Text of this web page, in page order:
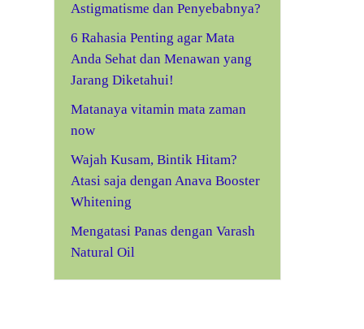
Astigmatisme dan Penyebabnya?
6 Rahasia Penting agar Mata
Anda Sehat dan Menawan yang
Jarang Diketahui!
Matanaya vitamin mata zaman
now
Wajah Kusam, Bintik Hitam?
Atasi saja dengan Anava Booster
Whitening
Mengatasi Panas dengan Varash
Natural Oil